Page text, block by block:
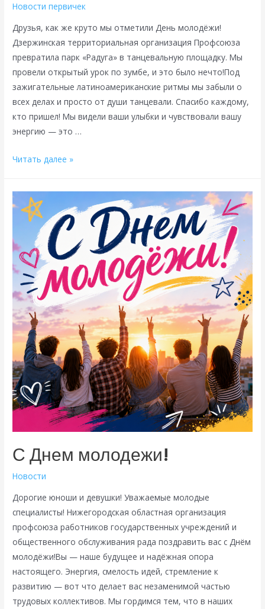
Новости первичек
Друзья, как же круто мы отметили День молодёжи!
Дзержинская территориальная организация Профсоюза
превратила парк «Радуга» в танцевальную площадку. Мы
провели открытый урок по зумбе, и это было нечто!Под
зажигательные латиноамериканские ритмы мы забыли о
всех делах и просто от души танцевали. Спасибо каждому,
кто пришел! Мы видели ваши улыбки и чувствовали вашу
энергию — это …
Танцуем,
Читать далее »
С Днем молодежи!
Новости
Дорогие юноши и девушки! Уважаемые молодые
специалисты! Нижегородская областная организация
профсоюза работников государственных учреждений и
общественного обслуживания рада поздравить вас с Днём
молодёжи!Вы — наше будущее и надёжная опора
настоящего. Энергия, смелость идей, стремление к
развитию — вот что делает вас незаменимой частью
трудовых коллективов. Мы гордимся тем, что в наших